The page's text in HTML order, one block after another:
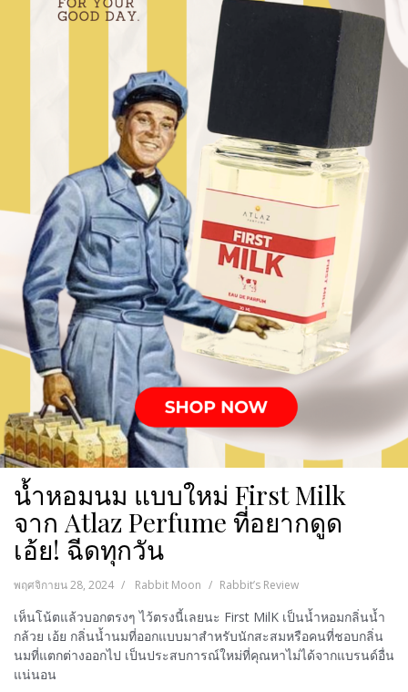
น้ำหอมนม แบบใหม่ First Milk
จาก Atlaz Perfume ที่อยากดูด
เอ้ย! ฉีดทุกวัน
พฤศจิกายน 28, 2024 Rabbit Moon Rabbit’s Review
เห็นโน้ตแล้วบอกตรงๆ ไว้ตรงนี้เลยนะ First MilK เป็นน้ำหอมกลิ่นน้ำ
กล้วย เอ้ย กลิ่นน้ำนมที่ออกแบบมาสำหรับนักสะสมหรือคนที่ชอบกลิ่น
นมที่แตกต่างออกไป เป็นประสบการณ์ใหม่ที่คุณหาไม่ได้จากแบรนด์อื่น
แน่นอน